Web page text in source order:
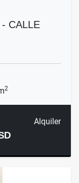
CALLE
2
Alquiler